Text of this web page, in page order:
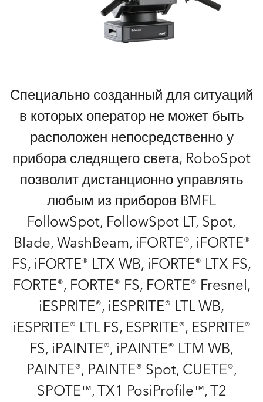
Специально созданный для ситуаций
в которых оператор не может быть
расположен непосредственно у
прибора следящего света, RoboSpot
позволит дистанционно управлять
любым из приборов BMFL
FollowSpot, FollowSpot LT, Spot,
Blade, WashBeam, iFORTE®, iFORTE®
FS, iFORTE® LTX WB, iFORTE® LTX FS,
FORTE®, FORTE® FS, FORTE® Fresnel,
iESPRITE®, iESPRITE® LTL WB,
iESPRITE® LTL FS, ESPRITE®, ESPRITE®
FS, iPAINTE®, iPAINTE® LTM WB,
PAINTE®, PAINTE® Spot, CUETE®,
SPOTE™, TX1 PosiProfile™, T2